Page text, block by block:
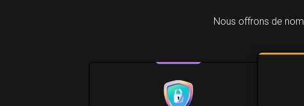
Nous offrons de